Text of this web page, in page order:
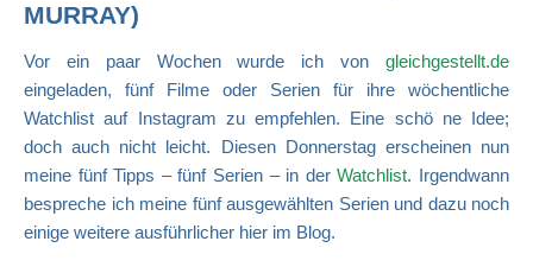
MURRAY)
Vor ein paar Wochen wurde ich von gleichgestellt.de
eingeladen, fünf Filme oder Serien für ihre wöchentliche
Watchlist auf Instagram zu empfehlen. Eine schö ne Idee;
doch auch nicht leicht. Diesen Donnerstag erscheinen nun
meine fünf Tipps – fünf Serien – in derWatchlist. Irgendwann
bespreche ich meine fünf ausgewählten Serien und dazu noch
einige weitere ausführlicher hier im Blog.